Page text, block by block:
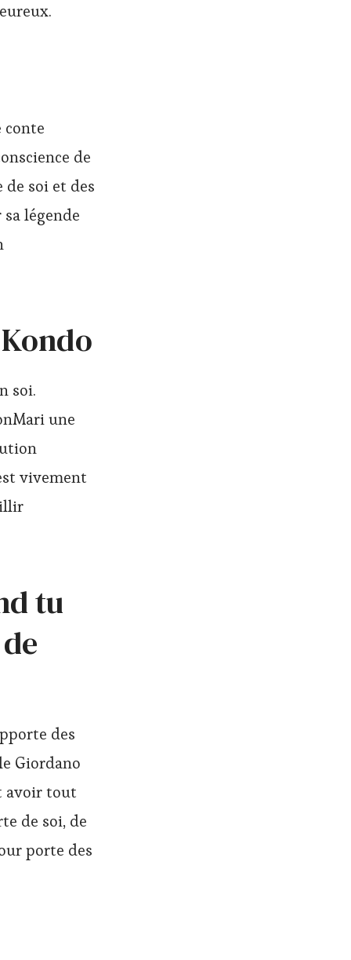
conte
de
de soi et des
légende
soi.
une
vivement
tu
des
Giordano
avoir tout
de soi, de
porte des